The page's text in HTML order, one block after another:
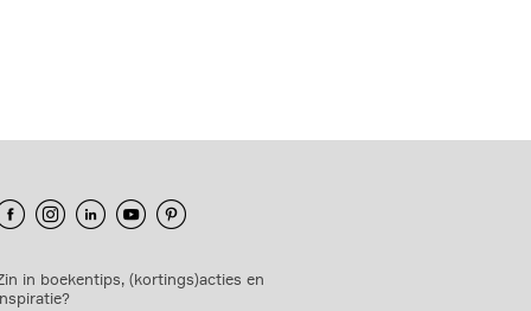
in boekentips, (kortings)acties en